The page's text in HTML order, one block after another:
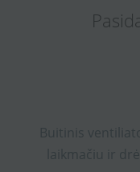
Buitinis
laikmačiu ir